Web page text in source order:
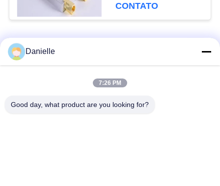
CONTATO
Categorias populares
dissipadores de calor
Danielle
7:26 PM
Good day, what product are you looking for?